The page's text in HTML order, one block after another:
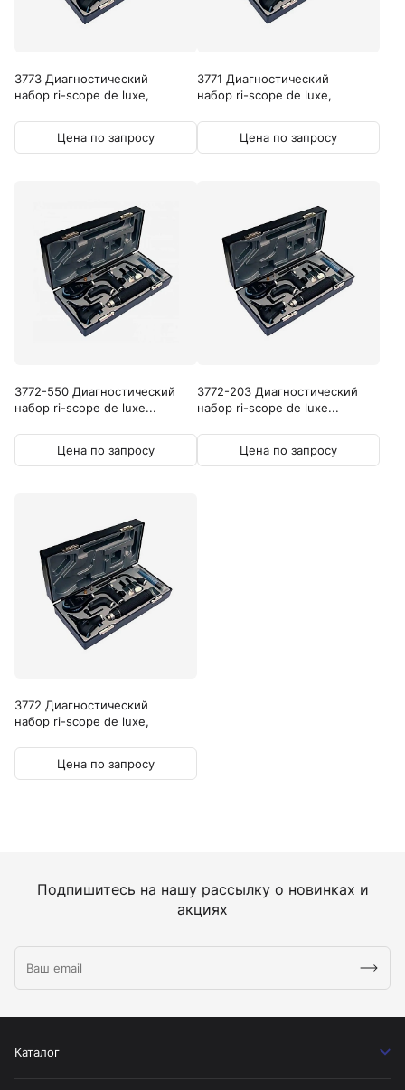
3773 Диагностический
набор ri-scope de luxe,
Цена по запросу
3771 Диагностический
набор ri-scope de luxe,
Цена по запросу
3772-550 Диагностический
набор ri-scope de luxe...
Цена по запросу
3772-203 Диагностический
набор ri-scope de luxe...
Цена по запросу
3772 Диагностический
набор ri-scope de luxe,
Цена по запросу
Подпишитесь на нашу рассылку о новинках и
акциях
Каталог